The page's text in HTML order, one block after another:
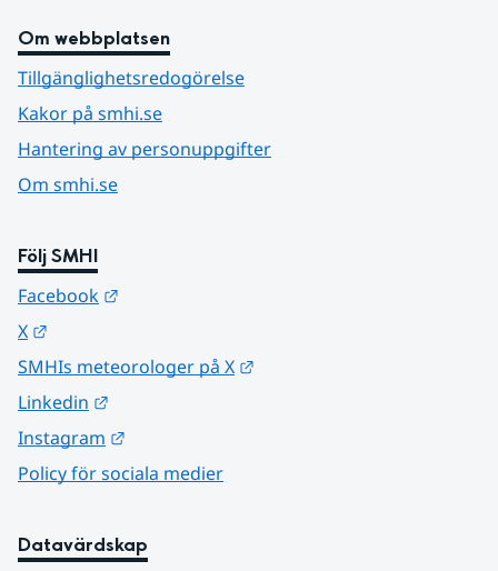
Om webbplatsen
Tillgänglighetsredogörelse
Kakor på smhi.se
Hantering av personuppgifter
Om smhi.se
Följ SMHI
Facebook
X
SMHIs meteorologer på X
Linkedin
Instagram
Policy för sociala medier
Datavärdskap